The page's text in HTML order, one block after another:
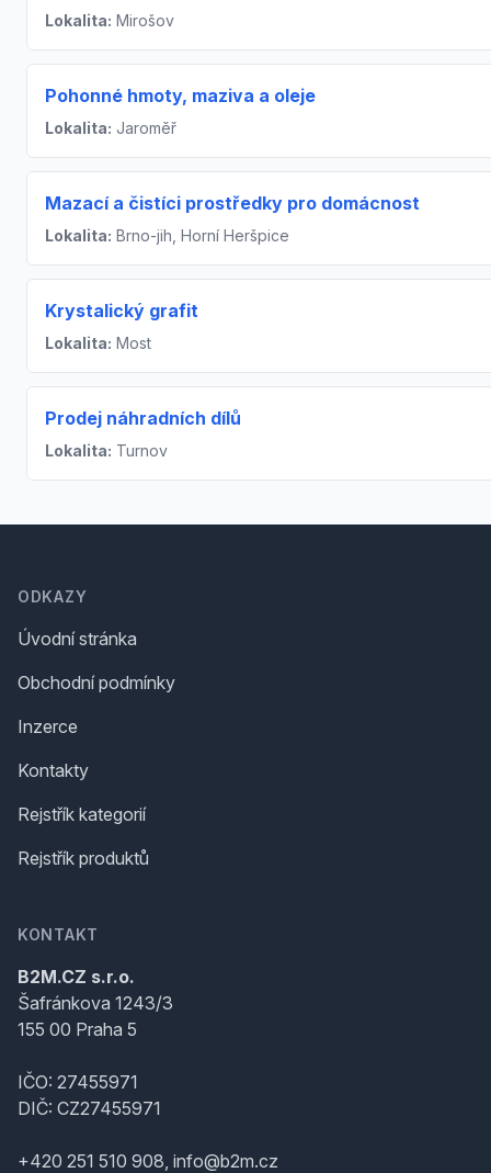
Lokalita: Mirošov
Pohonné hmoty, maziva a oleje
Lokalita: Jaroměř
Mazací a čistíci prostředky pro domácnost
Lokalita: Brno-jih, Horní Heršpice
Krystalický grafit
Lokalita: Most
Prodej náhradních dílů
Lokalita: Turnov
ODKAZY
Úvodní stránka
Obchodní podmínky
Inzerce
Kontakty
Rejstřík kategorií
Rejstřík produktů
KONTAKT
B2M.CZ s.r.o.
Šafránkova 1243/3
155 00 Praha 5
IČO: 27455971
DIČ: CZ27455971
+420 251 510 908, info@b2m.cz